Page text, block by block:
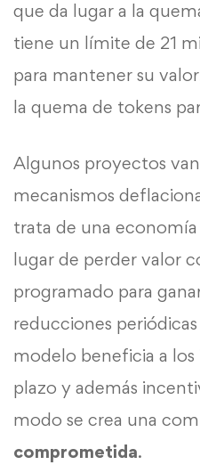
que da lugar a la
tiene un límite de 21
para mantener su
la quema de tokens
Algunos proyectos
mecanismos
trata de una
lugar de perder valor
programado para
reducciones
modelo beneficia a los
plazo y además
modo se crea una
comprometida.